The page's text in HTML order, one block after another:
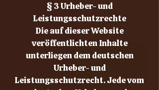
§ 3 Urheber- und
Leistungsschutzrechte
Die auf dieser Website
veröffentlichten Inhalte
unterliegen dem deutschen
Urheber- und
Leistungsschutzrecht. Jede vom